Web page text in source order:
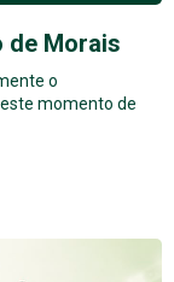
de Morais
o
momento de